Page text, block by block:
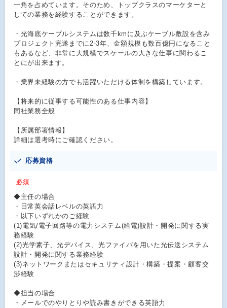
一角を占めています。そのため、トップクラスのマーケターと
しての業務を経験することができます。
・光海底ケーブルシステムは数千kmに及ぶケーブル敷設を含み
プロジェクト完遂までに2-3年、金額規模も数百億円になること
もあるなど、非常に大規模でスケールの大きな仕事に関わるこ
とにが出来ます。
・業界未経験の方でも活躍いただける体制を構築しています。
【将来的に従事する可能性のある仕事内容】
同社業務全般
【所属部署情報】
詳細は選考時にご確認ください。
応募資格
必須
◆主任の場合
・日常英会話レベルの英語力
・以下いずれかのご経験
(1)電気/電子回路等の電力システム(給電)設計・開発に関する実
務経験
(2)光学素子、光デバイス、光ファイバを用いた光伝送システム
設計・開発に関する業務経験
(3)ネットワークまたはセキュリティ設計・構築・提案・顧客交
渉経験
◆担当の場合
・メールでのやりとりや読み書きができる英語力